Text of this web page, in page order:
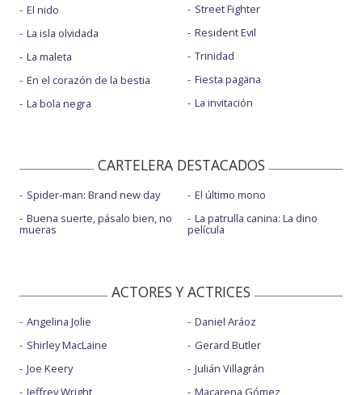
El nido
La isla olvidada
La maleta
En el corazón de la bestia
La bola negra
Street Fighter
Resident Evil
Trinidad
Fiesta pagäna
La invitación
CARTELERA DESTACADOS
Spider-man: Brand new day
Buena suerte, pásalo bien, no
mueras
El último mono
La patrulla canina: La dino
película
ACTORES Y ACTRICES
Angelina Jolie
Shirley MacLaine
Joe Keery
Daniel Aráoz
Gerard Butler
Julián Villagrán